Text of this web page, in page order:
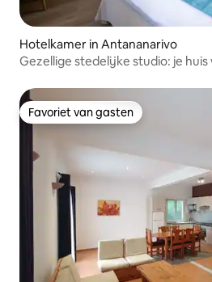
Hotelkamer in Antananarivo
Gezellige stedelijke studio: je huis
Favoriet van gasten
Favoriet van gasten